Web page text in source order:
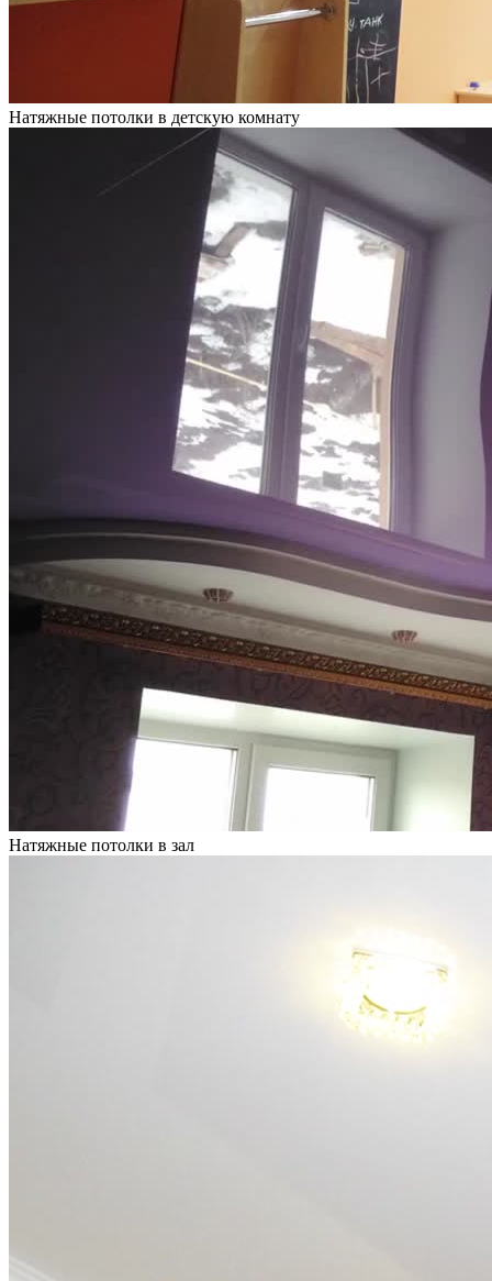
Натяжные потолки в детскую комнату
Натяжные потолки в зал